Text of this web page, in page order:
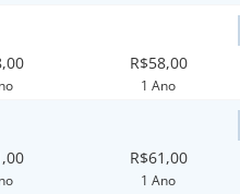
R$58,00
1 Ano
R$61,00
1 Ano